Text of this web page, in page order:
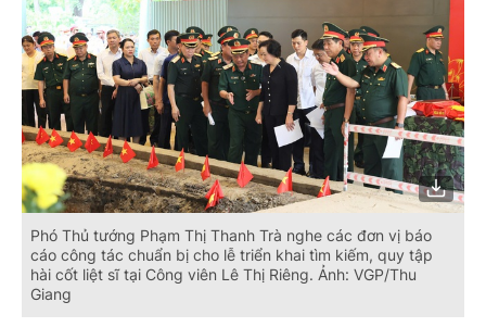
Phó Thủ tướng Phạm Thị Thanh Trà nghe các đơn vị báo
cáo công tác chuẩn bị cho lễ triển khai tìm kiếm, quy tập
hài cốt liệt sĩ tại Công viên Lê Thị Riêng. Ảnh: VGP/Thu
Giang